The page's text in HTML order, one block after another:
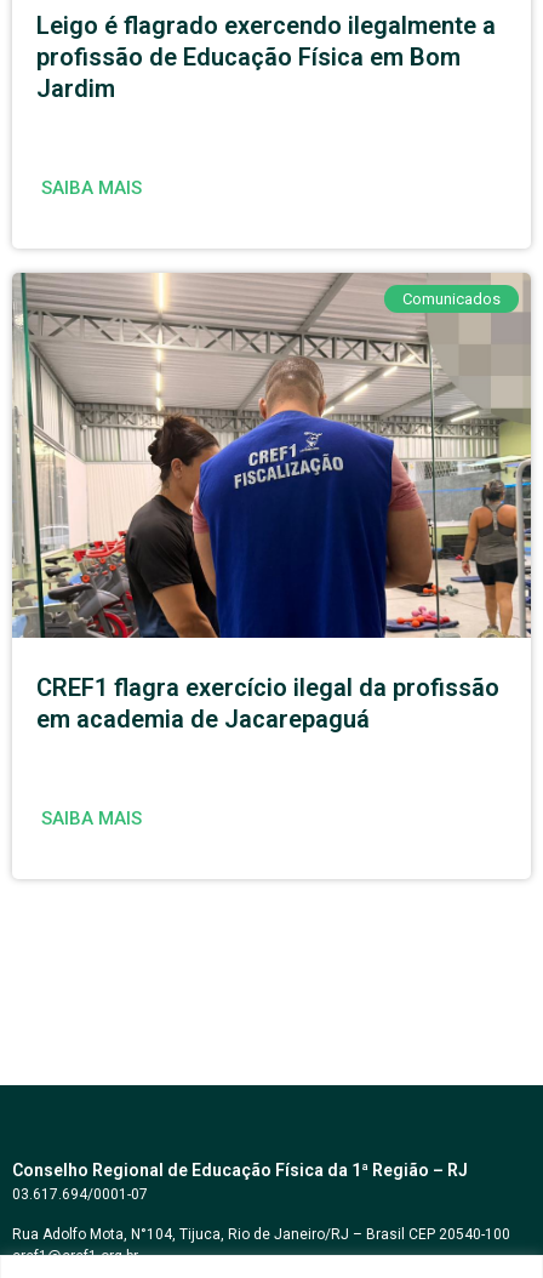
Leigo é flagrado exercendo ilegalmente a
profissão de Educação Física em Bom
Jardim
SAIBA MAIS
Comunicados
CREF1 flagra exercício ilegal da profissão
em academia de Jacarepaguá
SAIBA MAIS
Conselho Regional de Educação Física da 1ª Região – RJ
03.617.694/0001-07
Rua Adolfo Mota, N°104, Tijuca, Rio de Janeiro/RJ – Brasil CEP 20540-100
cref1@cref1.org.br